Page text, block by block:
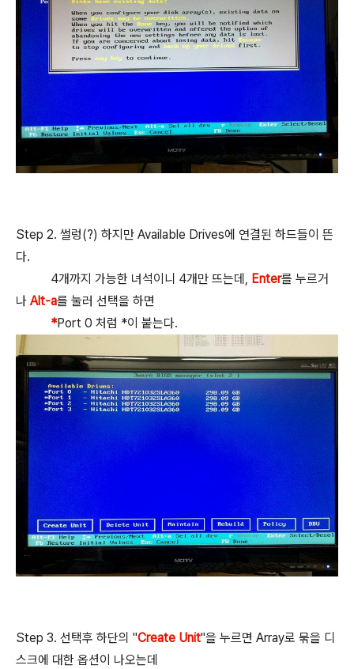
Step 2. 썰렁(?) 하지만 Available Drives에 연결된 하드들이 뜬
다.
4개까지 가능한 녀석이니 4개만 뜨는데, Enter를 누르거
나 Alt-a를 눌러 선택을 하면
*Port 0 처럼 *이 붙는다.
Step 3. 선택후 하단의 "Create Unit"을 누르면 Array로 묶을 디
스크에 대한 옵션이 나오는데